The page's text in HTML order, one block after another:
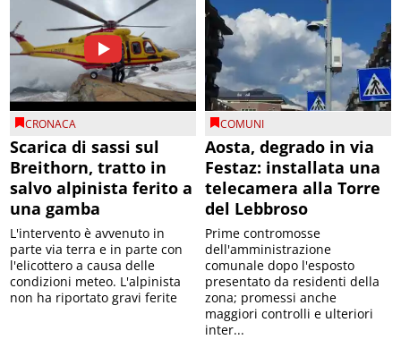
CRONACA
Scarica di sassi sul
Breithorn, tratto in
salvo alpinista ferito a
una gamba
L'intervento è avvenuto in
parte via terra e in parte con
l'elicottero a causa delle
condizioni meteo. L'alpinista
non ha riportato gravi ferite
COMUNI
Aosta, degrado in via
Festaz: installata una
telecamera alla Torre
del Lebbroso
Prime contromosse
dell'amministrazione
comunale dopo l'esposto
presentato da residenti della
zona; promessi anche
maggiori controlli e ulteriori
inter...